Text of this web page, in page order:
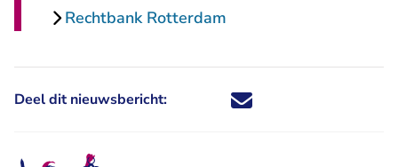
Rechtbank Rotterdam
Deel dit nieuwsbericht: Deel dit nieuwsbericht via X -
Deel dit nieuwsbericht via
Deel dit nieuwsbericht
Deel dit